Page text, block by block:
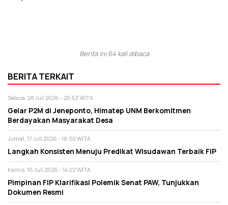
Berita ini 64 kali dibaca
BERITA TERKAIT
Selasa, 28 Juli 2026 - 20:53 WITA
Gelar P2M di Jeneponto, Himatep UNM Berkomitmen
Berdayakan Masyarakat Desa
Jumat, 17 Juli 2026 - 16:50 WITA
Langkah Konsisten Menuju Predikat Wisudawan Terbaik FIP
Kamis, 16 Juli 2026 - 14:02 WITA
Pimpinan FIP Klarifikasi Polemik Senat PAW, Tunjukkan
Dokumen Resmi